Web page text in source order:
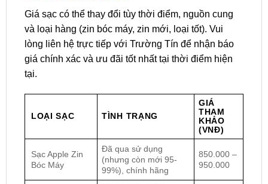
Giá sạc có thể thay đổi tùy thời điểm, nguồn cung
và loại hàng (zin bóc máy, zin mới, loại tốt). Vui
lòng liên hệ trực tiếp với Trường Tín để nhận báo
giá chính xác và ưu đãi tốt nhất tại thời điểm hiện
tại.
LOẠI SẠC TÌNH TRẠNG
GIÁ
THAM
KHẢO
(VNĐ)
Sạc Apple Zin
Bóc Máy
Đã qua sử dụng
(nhưng còn mới 95-
99%), chính hãng
850.000 –
950.000